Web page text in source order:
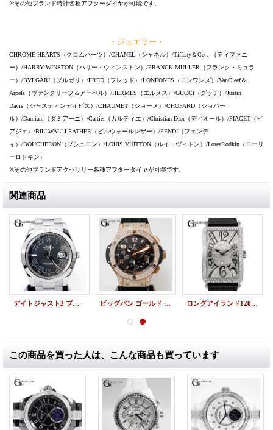
※その他ブランド時計各種アフターダイヤが可能です。
・ジュエリー・
CHROME HEARTS（クロムハーツ）/CHANEL（シャネル）/Tiffany＆Co．（ティファニ
ー）/HARRY WINSTON（ハリー・ウィンストン）/FRANCK MULLER（フランク・ミュラ
ー）/BVLGARI（ブルガリ）/FRED（フレッド）/LONEONES（ロンワンズ）/VanCleef＆
Arpels（ヴァンクリーフ＆アーぺル）/HERMES（エルメス）/GUCCI（グッチ）/Justin
Davis（ジャスティンデイビス）/CHAUMET（ショーメ）/CHOPARD（ショパー
ル）/Damiani（ダミアーニ）/Cartier（カルティエ）/Christian Dior（ディオール）/PIAGET（ピ
アジェ）/BILLWALLLEATHER（ビルウォールレザー）/FENDI（フェンデ
ィ）/BOUCHERON（ブシュロン）/LOUIS VUITTON（ルイ・ヴィトン）/LoreeRodkin（ローリ
ーロドキン）
※その他ブランドアクセサリー各種アフターダイヤが可能です。
関連商品
デイトジャスト2 ブラック文字盤 116300 ランダム 買取 ビッグバン ゴールド 301.PB.131.RX ウブロアフターダイヤ ロングアイランド1200SC フルダイヤパヴェ アフターダイヤ
この商品を買った人は、こんな商品も買っています